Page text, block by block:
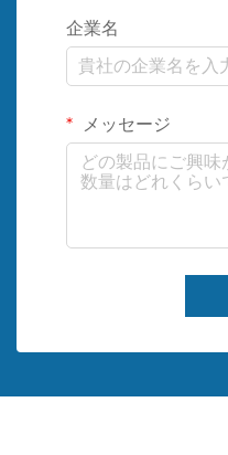
企業名
メッセージ